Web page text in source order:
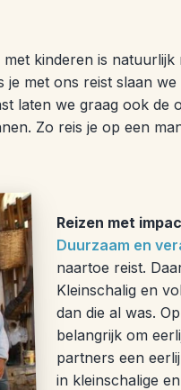
kinderen is
met ons reist slaan
laten we graag ook de
Zo reis je op een
Reizen met
Duurzaam en
naartoe reist.
Kleinschalig en
dan die al was.
belangrijk om
partners een
in kleinschalige